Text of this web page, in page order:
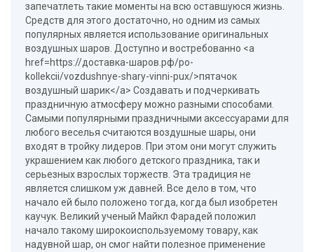
запечатлеть такие моменты на всю оставшуюся жизнь.
Средств для этого достаточно, но одним из самых
популярных является использование оригинальных
воздушных шаров. Доступно и востребованно <a
href=https://доставка-шаров.рф/po-
kollekcii/vozdushnye-shary-vinni-pux/>пятачок
воздушный шарик</a> Создавать и подчеркивать
праздничную атмосферу можно разными способами.
Самыми популярными праздничными аксессуарами для
любого веселья считаются воздушные шары, они
входят в тройку лидеров. При этом они могут служить
украшением как любого детского праздника, так и
серьезных взрослых торжеств. Эта традиция не
является слишком уж давней. Все дело в том, что
начало ей было положено тогда, когда был изобретен
каучук. Великий ученый Майкл Фарадей положил
начало такому широкоиспользуемому товару, как
надувной шар, он смог найти полезное применение